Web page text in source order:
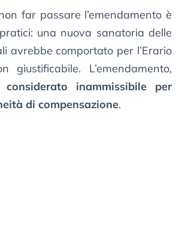
far passare l’emendamento è
una nuova sanatoria delle
avrebbe comportato per l’Erario
giustificabile. L’emendamento,
considerato inammissibile per
di compensazione.